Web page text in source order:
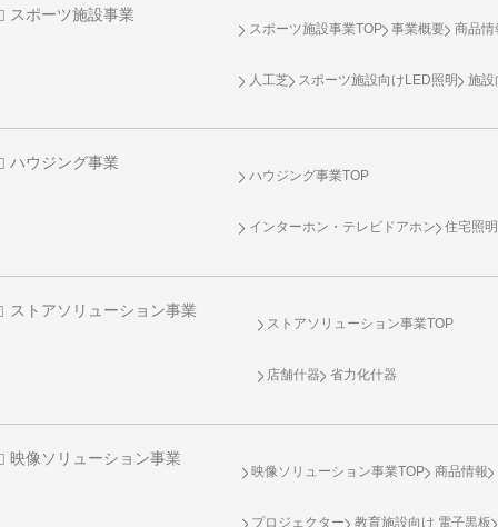
スポーツ施設事業
スポーツ施設事業TOP 事業概要 商品情
人工芝 スポーツ施設向けLED照明 施設
ハウジング事業
ハウジング事業TOP
インターホン・テレビドアホン 住宅照明
ストアソリューション事業
ストアソリューション事業TOP
店舗什器 省力化什器
映像ソリューション事業
映像ソリューション事業TOP 商品情報
プロジェクター 教育施設向け 電子黒板